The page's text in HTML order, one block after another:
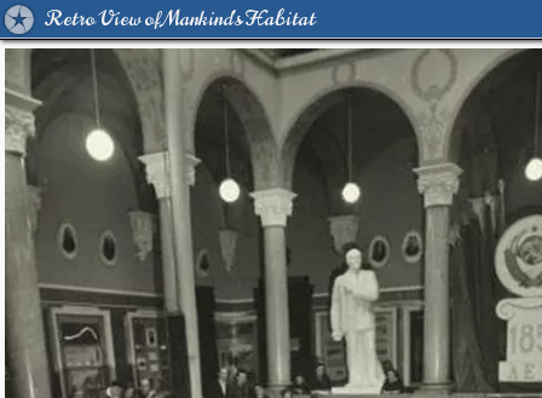
Retro View of Mankind's Habitat